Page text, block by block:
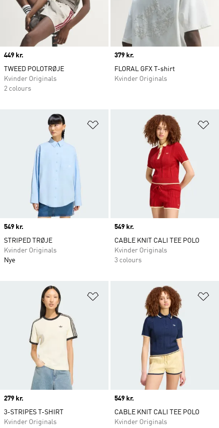
Price
449 kr.
TWEED POLOTRØJE
Kvinder Originals
2 colours
Price
379 kr.
FLORAL GFX T-shirt
Kvinder Originals
Føj til ønskeliste
Price
549 kr.
STRIPED TRØJE
Kvinder Originals
Nye
Price
549 kr.
CABLE KNIT CALI TEE POLO
Kvinder Originals
3 colours
Føj til ønskeliste
Price
279 kr.
3-STRIPES T-SHIRT
Kvinder Originals
Price
549 kr.
CABLE KNIT CALI TEE POLO
Kvinder Originals